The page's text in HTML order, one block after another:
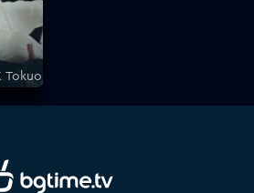
- Борусия Дортмунд - ФК